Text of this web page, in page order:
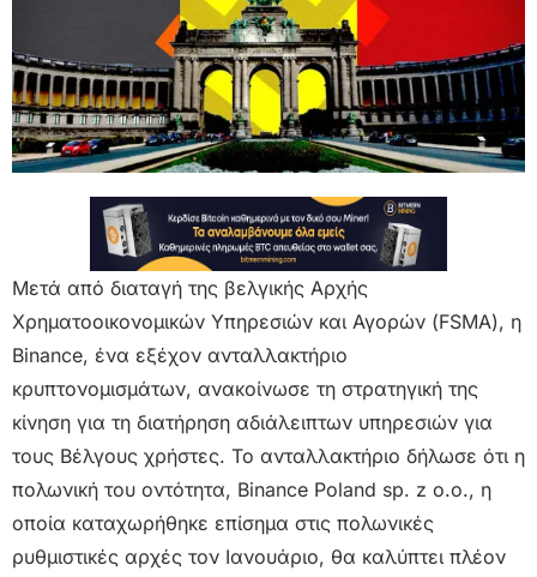
Μετά από διαταγή της βελγικής Αρχής
Χρηματοοικονομικών Υπηρεσιών και Αγορών (FSMA), η
Binance, ένα εξέχον ανταλλακτήριο
κρυπτονομισμάτων, ανακοίνωσε τη στρατηγική της
κίνηση για τη διατήρηση αδιάλειπτων υπηρεσιών για
τους Βέλγους χρήστες. Το ανταλλακτήριο δήλωσε ότι η
πολωνική του οντότητα, Binance Poland sp. z o.o., η
οποία καταχωρήθηκε επίσημα στις πολωνικές
ρυθμιστικές αρχές τον Ιανουάριο, θα καλύπτει πλέον